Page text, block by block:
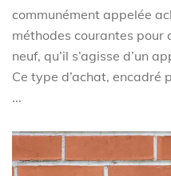
communément appelée
méthodes courantes pour
neuf, qu’il s’agisse d’un
Ce type d’achat, encadré
...